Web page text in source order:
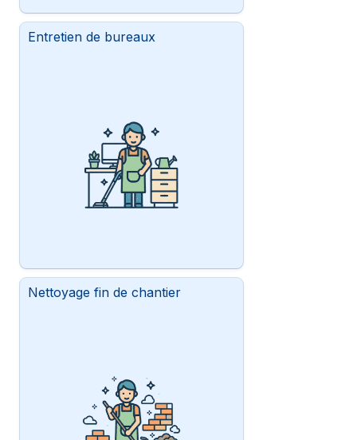
Entretien de bureaux
Nettoyage fin de chantier